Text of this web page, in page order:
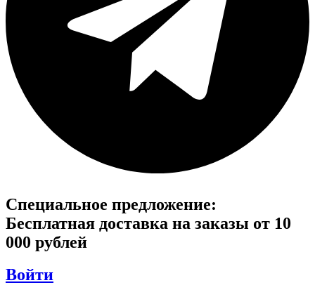
Специальное предложение:
Бесплатная доставка на заказы от 10
000 рублей
Войти